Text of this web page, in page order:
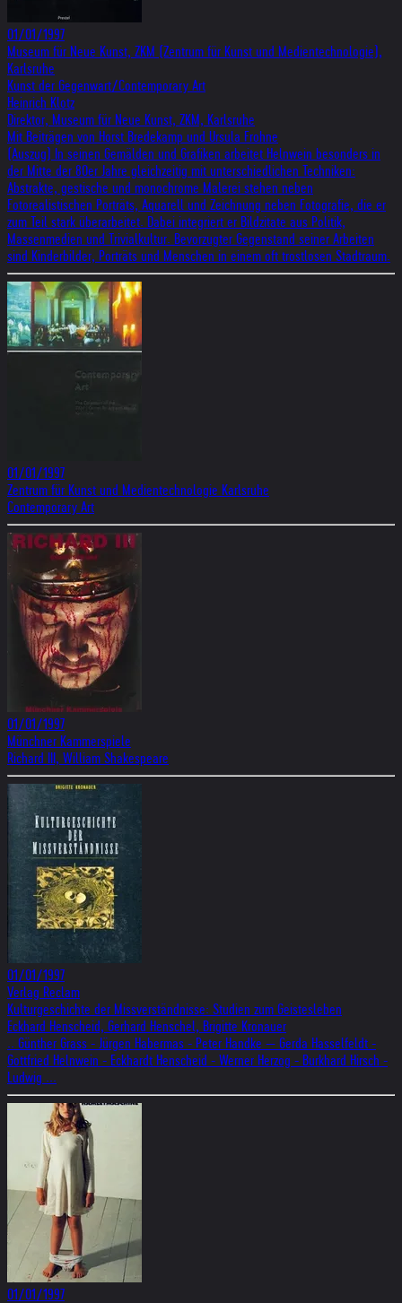
01/01/1997
Museum für Neue Kunst, ZKM (Zentrum für Kunst und Medientechnologie),
Karlsruhe
Kunst der Gegenwart/Contemporary Art
Heinrich Klotz
Direktor, Museum für Neue Kunst, ZKM, Karlsruhe
Mit Beiträgen von Horst Bredekamp und Ursula Frohne
(Auszug) In seinen Gemälden und Grafiken arbeitet Helnwein besonders in
der Mitte der 80er Jahre gleichzeitig mit unterschiedlichen Techniken:
Abstrakte, gestische und monochrome Malerei stehen neben
Fotorealistischen Porträts, Aquarell und Zeichnung neben Fotografie, die er
zum Teil stark überarbeitet. Dabei integriert er Bildzitate aus Politik,
Massenmedien und Trivialkultur. Bevorzugter Gegenstand seiner Arbeiten
sind Kinderbilder, Porträts und Menschen in einem oft trostlosen Stadtraum.
01/01/1997
Zentrum für Kunst und Medientechnologie Karlsruhe
Contemporary Art
01/01/1997
Münchner Kammerspiele
Richard III, William Shakespeare
01/01/1997
Verlag Reclam
Kulturgeschichte der Missverständnisse: Studien zum Geistesleben
Eckhard Henscheid, Gerhard Henschel, Brigitte Kronauer
.. Günther Grass - Jürgen Habermas - Peter Handke — Gerda Hasselfeldt -
Gottfried Helnwein - Eckhardt Henscheid - Werner Herzog - Burkhard Hirsch -
Ludwig ...
01/01/1997